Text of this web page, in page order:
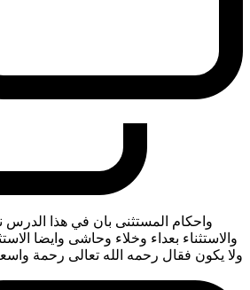
واحكام المستثنى بان في هذا الدرس
والاستثناء بعداء وخلاء وحاشى وايضا
ولا يكون فقال رحمه الله تعالى رحمة